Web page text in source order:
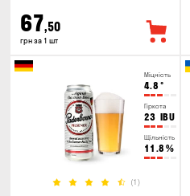
67,50
грн за 1 шт
Міцність
4.8 °
Гіркота
23 IBU
Щільність
11.8 %
(1)